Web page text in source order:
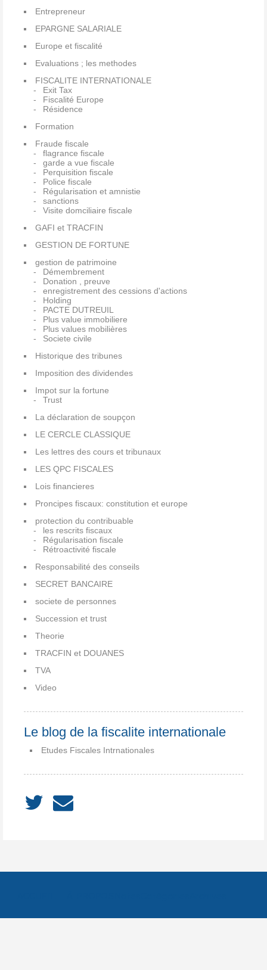
Entrepreneur
EPARGNE SALARIALE
Europe et fiscalité
Evaluations ; les methodes
FISCALITE INTERNATIONALE
Exit Tax
Fiscalité Europe
Résidence
Formation
Fraude fiscale
flagrance fiscale
garde a vue fiscale
Perquisition fiscale
Police fiscale
Régularisation et amnistie
sanctions
Visite domciliaire fiscale
GAFI et TRACFIN
GESTION DE FORTUNE
gestion de patrimoine
Démembrement
Donation , preuve
enregistrement des cessions d'actions
Holding
PACTE DUTREUIL
Plus value immobiliere
Plus values mobilières
Societe civile
Historique des tribunes
Imposition des dividendes
Impot sur la fortune
Trust
La déclaration de soupçon
LE CERCLE CLASSIQUE
Les lettres des cours et tribunaux
LES QPC FISCALES
Lois financieres
Proncipes fiscaux: constitution et europe
protection du contribuable
les rescrits fiscaux
Régularisation fiscale
Rétroactivité fiscale
Responsabilité des conseils
SECRET BANCAIRE
societe de personnes
Succession et trust
Theorie
TRACFIN et DOUANES
TVA
Video
Le blog de la fiscalite internationale
Etudes Fiscales Intrnationales